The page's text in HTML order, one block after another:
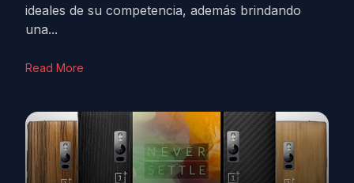
ideales de su competencia, además brindando
una...
Read More